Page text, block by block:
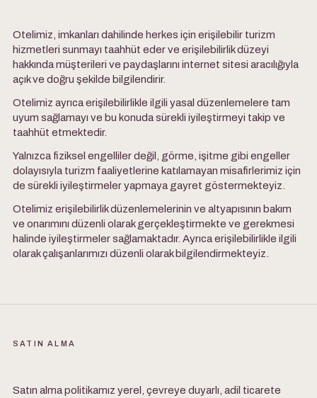
Otelimiz, imkanları dahilinde herkes için erişilebilir turizm
hizmetleri sunmayı taahhüt eder ve erişilebilirlik düzeyi
hakkında müşterileri ve paydaşlarını internet sitesi aracılığıyla
açık ve doğru şekilde bilgilendirir.
Otelimiz ayrıca erişilebilirlikle ilgili yasal düzenlemelere tam
uyum sağlamayı ve bu konuda sürekli iyileştirmeyi takip ve
taahhüt etmektedir.
Yalnızca fiziksel engelliler değil, görme, işitme gibi engeller
dolayısıyla turizm faaliyetlerine katılamayan misafirlerimiz için
de sürekli iyileştirmeler yapmaya gayret göstermekteyiz.
Otelimiz erişilebilirlik düzenlemelerinin ve altyapısının bakım
ve onarımını düzenli olarak gerçekleştirmekte ve gerekmesi
halinde iyileştirmeler sağlamaktadır. Ayrıca erişilebilirlikle ilgili
olarak çalışanlarımızı düzenli olarak bilgilendirmekteyiz.
SATIN ALMA
Satın alma politikamız yerel, çevreye duyarlı, adil ticarete